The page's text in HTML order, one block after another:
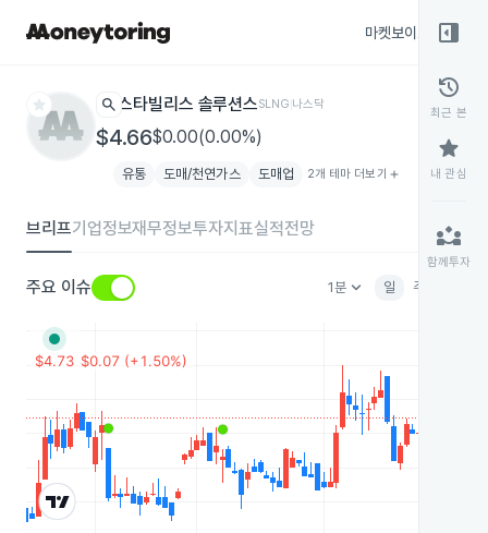
마켓보이스
star search 스타빌리스 솔루션스SLNG나스닥
$4.66$0.00(0.00%)
유통 도매/천연가스 도매업 2개 테마 더보기 add
브리프기업정보재무정보투자지표실적전망
주요 이슈 1분keyboard_arrow_down 일 주
right_panel_open
history
최근 본
star
내 관심
partner_exchange
함께투자